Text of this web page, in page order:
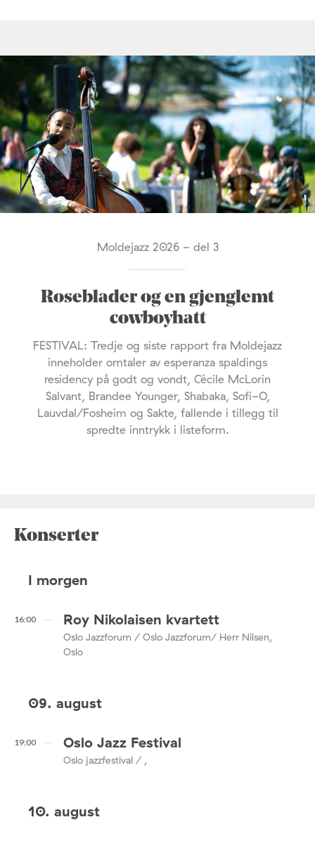
Moldejazz 2026 - del 3
Roseblader og en gjenglemt
cowboyhatt
FESTIVAL: Tredje og siste rapport fra Moldejazz
inneholder omtaler av esperanza spaldings
residency på godt og vondt, Cécile McLorin
Salvant, Brandee Younger, Shabaka, Sofi-O,
Lauvdal/Fosheim og Sakte, fallende i tillegg til
spredte inntrykk i listeform.
Konserter
I morgen
16:00 Roy Nikolaisen kvartett
Oslo Jazzforum / Oslo Jazzforum/ Herr Nilsen,
Oslo
09. august
19:00 Oslo Jazz Festival
Oslo jazzfestival / ,
10. august